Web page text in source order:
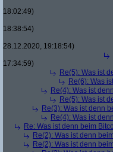
18:02:49)
18:38:54)
28.12.2020, 19:18:54)
17:34:59)
Re(5): Was ist
Re(6): Was
Re(4): Was ist
Re(5): Was ist
Re(3): Was ist denn
Re(4): Was ist
Re: Was ist denn beim
Re(2): Was ist denn
Re(2): Was ist denn